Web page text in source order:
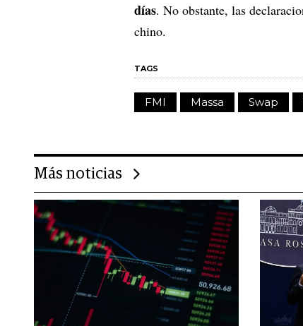
días. No obstante, las
chino.
TAGS
FMI Massa Swap
Más noticias